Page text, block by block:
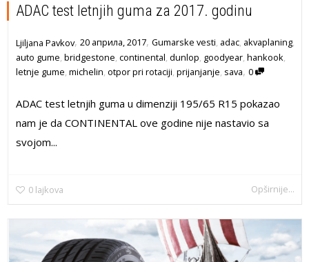
ADAC test letnjih guma za 2017. godinu
Ljiljana Pavkov, 20 априла, 2017, Gumarske vesti, adac, akvaplaning,
auto gume, bridgestone, continental, dunlop, goodyear, hankook,
letnje gume, michelin, otpor pri rotaciji, prijanjanje, sava, 0
ADAC test letnjih guma u dimenziji 195/65 R15 pokazao
nam je da CONTINENTAL ove godine nije nastavio sa
svojom...
0 lajkova Opširnije...